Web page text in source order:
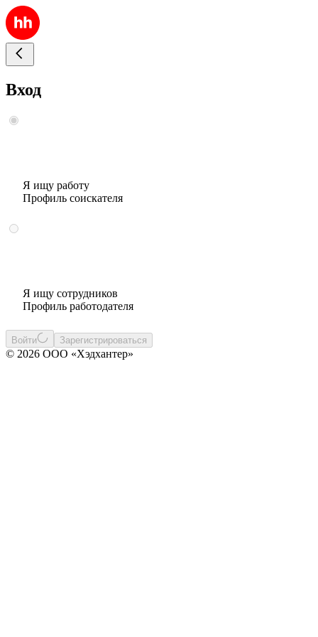
Вход
Я ищу работу
Профиль соискателя
Я ищу сотрудников
Профиль работодателя
Войти Зарегистрироваться
© 2026 ООО «Хэдхантер»